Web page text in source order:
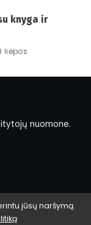
knyga ir
liepos
nuomone.
jūsų naršymą.